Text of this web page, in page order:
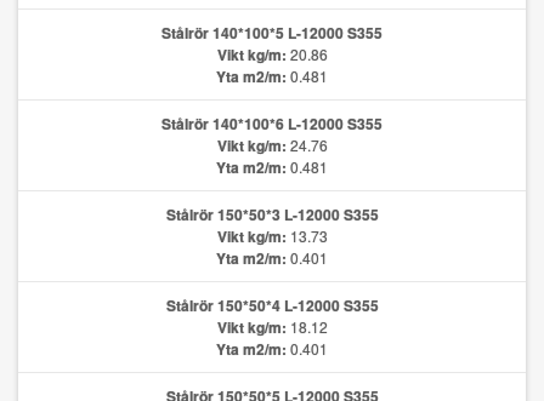
Stålrör 140*100*5 L-12000 S355
Vikt kg/m: 20.86
Yta m2/m: 0.481
Stålrör 140*100*6 L-12000 S355
Vikt kg/m: 24.76
Yta m2/m: 0.481
Stålrör 150*50*3 L-12000 S355
Vikt kg/m: 13.73
Yta m2/m: 0.401
Stålrör 150*50*4 L-12000 S355
Vikt kg/m: 18.12
Yta m2/m: 0.401
Stålrör 150*50*5 L-12000 S355